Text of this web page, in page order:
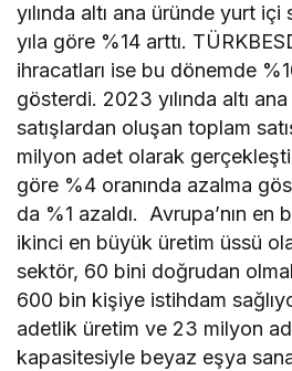
yılında altı ana üründe yurt
yıla göre %14 arttı.
ihracatları ise bu dönemde
gösterdi. 2023 yılında altı
satışlardan oluşan toplam
milyon adet olarak
göre %4 oranında azalma
da %1 azaldı. Avrupa’nın en
ikinci en büyük üretim üssü
sektör, 60 bini doğrudan
600 bin kişiye istihdam
adetlik üretim ve 23 milyon
kapasitesiyle beyaz eşya